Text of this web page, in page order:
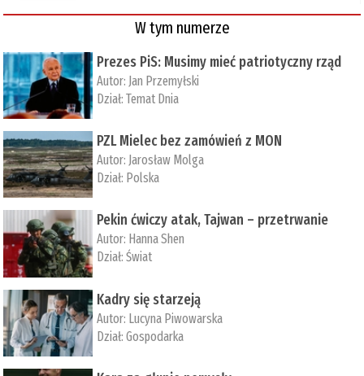
W tym numerze
Prezes PiS: Musimy mieć patriotyczny rząd
Autor: Jan Przemyłski
Dział:Temat Dnia
PZL Mielec bez zamówień z MON
Autor: Jarosław Molga
Dział: Polska
Pekin ćwiczy atak, Tajwan – przetrwanie
Autor: ­Hanna Shen
Dział:Świat
Kadry się starzeją
Autor: Lucyna Piwowarska
Dział:Gospodarka